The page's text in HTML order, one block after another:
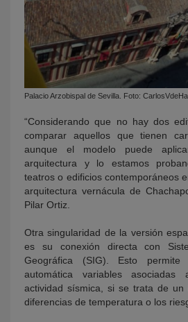
Palacio Arzobispal de Sevilla. Foto:
“Considerando que no hay dos
comparar aquellos que tienen
aunque el modelo puede
arquitectura y lo estamos
teatros o edificios contemporáneos
arquitectura vernácula de
Pilar Ortiz.
Otra singularidad de la versión
es su conexión directa con
Geográfica (SIG). Esto
automática variables
actividad sísmica, si se trata de un
diferencias de temperatura o los